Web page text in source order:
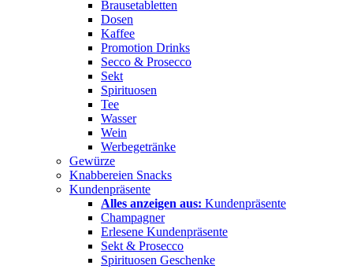
Brausetabletten
Dosen
Kaffee
Promotion Drinks
Secco & Prosecco
Sekt
Spirituosen
Tee
Wasser
Wein
Werbegetränke
Gewürze
Knabbereien Snacks
Kundenpräsente
Alles anzeigen aus: Kundenpräsente
Champagner
Erlesene Kundenpräsente
Sekt & Prosecco
Spirituosen Geschenke